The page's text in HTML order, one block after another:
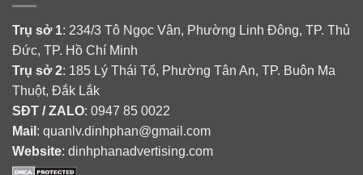
Trụ sở 1: 234/3 Tô Ngọc Vân, Phường Linh Đông, TP. Thủ
Đức, TP. Hồ Chí Minh
Trụ sở 2: 185 Lý Thái Tổ, Phường Tân An, TP. Buôn Ma
Thuột, Đắk Lắk
SĐT / ZALO: 0947 85 0022
Mail : quanlv.dinhphan@gmail.com
Website: dinhphanadvertising.com